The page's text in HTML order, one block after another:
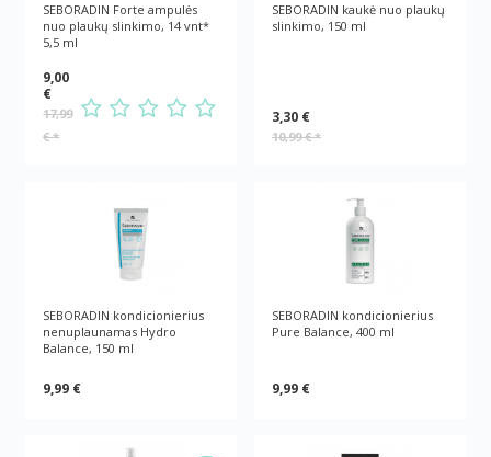
SEBORADIN Forte ampulės
nuo plaukų slinkimo, 14 vnt*
5,5 ml
9,00
€
17,99
€*
SEBORADIN kaukė nuo plaukų
slinkimo, 150 ml
3,30 €
10,99 €*
SEBORADIN kondicionierius
nenuplaunamas Hydro
Balance, 150 ml
9,99 €
SEBORADIN kondicionierius
Pure Balance, 400 ml
9,99 €